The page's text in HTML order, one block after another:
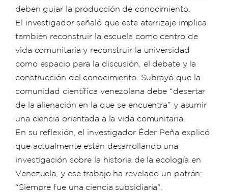
deben guiar la producción de conocimiento.
El investigador señaló que este aterrizaje implica
también reconstruir la escuela como centro de
vida comunitaria y reconstruir la universidad
como espacio para la discusión, el debate y la
construcción del conocimiento. Subrayó que la
comunidad científica venezolana debe “desertar
de la alienación en la que se encuentra” y asumir
una ciencia orientada a la vida comunitaria.
En su reflexión, el investigador Éder Peña explicó
que actualmente están desarrollando una
investigación sobre la historia de la ecología en
Venezuela, y ese trabajo ha revelado un patrón:
“Siempre fue una ciencia subsidiaria”.